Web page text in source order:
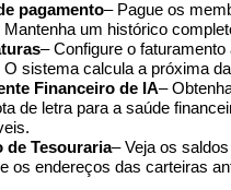
pagamento– Pague os
Mantenha um histórico
– Configure o
O sistema calcula a próxima
Financeiro de IA–
de letra para a saúde
de Tesouraria– Veja os
os endereços das carteiras